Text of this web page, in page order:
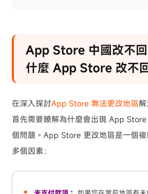
App Store 中國改不
什麼 App Store 改不
在深入探討App Store 無法更改地區
首先需要瞭解為什麼會出現 App
個問題。App Store 更改地區是一個
多個因素：